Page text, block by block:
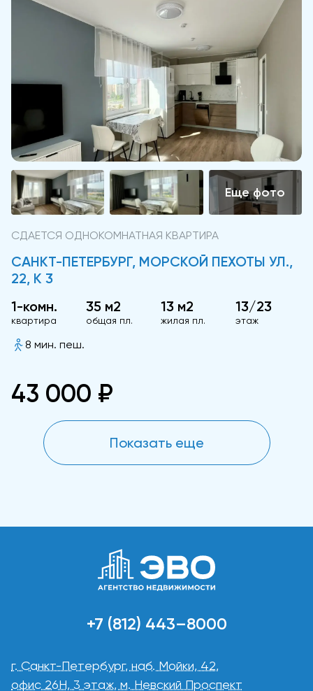
СДАЕТСЯ ОДНОКОМНАТНАЯ КВАРТИРА
САНКТ-ПЕТЕРБУРГ, МОРСКОЙ ПЕХОТЫ УЛ.,
22, К 3
1-комн.
квартира
35 м2
общая пл.
13 м2
жилая пл.
13/23
этаж
8 мин. пеш.
43 000 ₽
Показать еще
+7 (812) 443–8000
г. Санкт-Петербург, наб. Мойки, 42,
офис 26Н, 3 этаж, м. Невский Проспект